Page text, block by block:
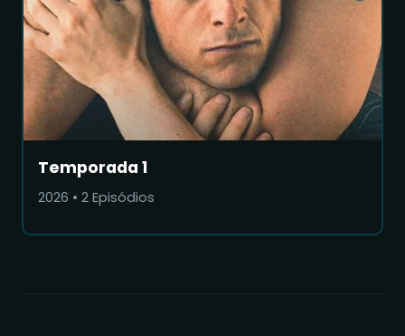
Temporada 1
2026 • 2 Episódios